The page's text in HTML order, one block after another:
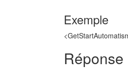
Exemple
Réponse